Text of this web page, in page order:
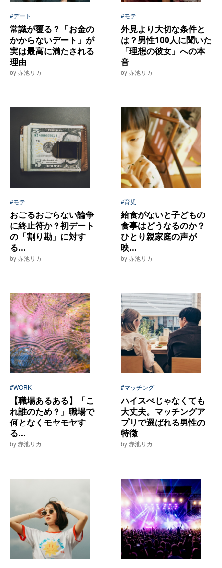
#デート
常識が覆る？「お金の
かからないデート」が
実は最高に満たされる
理由
by 赤池リカ
#モテ
外見より大切な条件と
は？男性100人に聞いた
「理想の彼女」への本
音
by 赤池リカ
#モテ
おごるおごらない論争
に終止符か？初デート
の「割り勘」に対す
る...
by 赤池リカ
#育児
給食がないと子どもの
食事はどうなるのか？
ひとり親家庭の声が
映...
by 赤池リカ
#WORK
【職場あるある】「こ
れ誰のため？」職場で
何となくモヤモヤす
る...
by 赤池リカ
#マッチング
ハイスぺじゃなくても
大丈夫。マッチングア
プリで選ばれる男性の
特徴
by 赤池リカ